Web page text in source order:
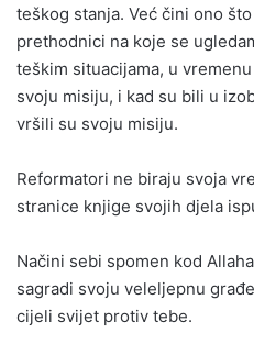
teškog stanja. Već čini ono
prethodnici na koje se
teškim situacijama, u
svoju misiju, i kad su bili u
vršili su svoju misiju.
Reformatori ne biraju svoja
stranice knjige svojih djela
Načini sebi spomen kod
sagradi svoju veleljepnu
cijeli svijet protiv tebe.